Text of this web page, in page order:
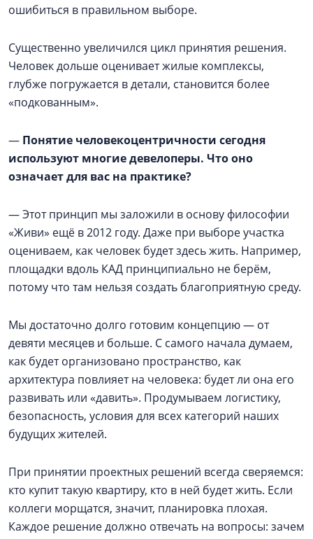
ошибиться в правильном выборе.
Существенно увеличился цикл принятия решения.
Человек дольше оценивает жилые комплексы,
глубже погружается в детали, становится более
«подкованным».
— Понятие человекоцентричности сегодня
используют многие девелоперы. Что оно
означает для вас на практике?
— Этот принцип мы заложили в основу философии
«Живи» ещё в 2012 году. Даже при выборе участка
оцениваем, как человек будет здесь жить. Например,
площадки вдоль КАД принципиально не берём,
потому что там нельзя создать благоприятную среду.
Мы достаточно долго готовим концепцию — от
девяти месяцев и больше. С самого начала думаем,
как будет организовано пространство, как
архитектура повлияет на человека: будет ли она его
развивать или «давить». Продумываем логистику,
безопасность, условия для всех категорий наших
будущих жителей.
При принятии проектных решений всегда сверяемся:
кто купит такую квартиру, кто в ней будет жить. Если
коллеги морщатся, значит, планировка плохая.
Каждое решение должно отвечать на вопросы: зачем